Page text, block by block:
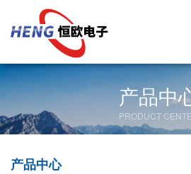
产品中
PRODUCT
产品中心